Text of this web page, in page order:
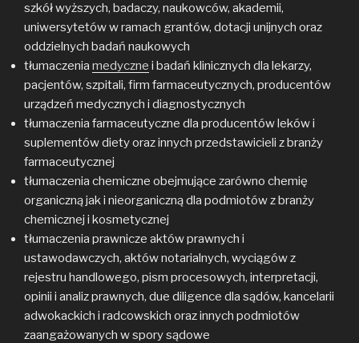
szkół wyższych, badaczy, naukowców, akademii,
uniwersytetów w ramach grantów, dotacji unijnych oraz
oddzielnych badań naukowych
tłumaczenia medyczne i badań klinicznych dla lekarzy,
pacjentów, szpitali, firm farmaceutycznych, producentów
urządzeń medycznych i diagnostycznych
tłumaczenia farmaceutyczne dla producentów leków i
suplementów diety oraz innych przedstawicieli z branży
farmaceutycznej
tłumaczenia chemiczne obejmujące zarówno chemię
organiczną jak i nieorganiczną dla podmiotów z branży
chemicznej i kosmetycznej
tłumaczenia prawnicze aktów prawnych i
ustawodawczych, aktów notarialnych, wyciągów z
rejestru handlowego, pism procesowych, interpretacji,
opinii i analiz prawnych, due diligence dla sądów, kancelarii
adwokackich i radcowskich oraz innych podmiotów
zaangażowanych w spory sądowe